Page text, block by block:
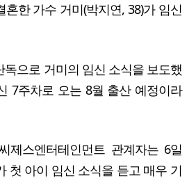
혼한 가수 거미(박지연, 38)가 임신
독으로 거미의 임신 소식을 보도했
7주차로 오는 8월 출산 예정이라
제스엔터테인먼트 관계자는 6일
첫 아이 임신 소식을 듣고 매우 기